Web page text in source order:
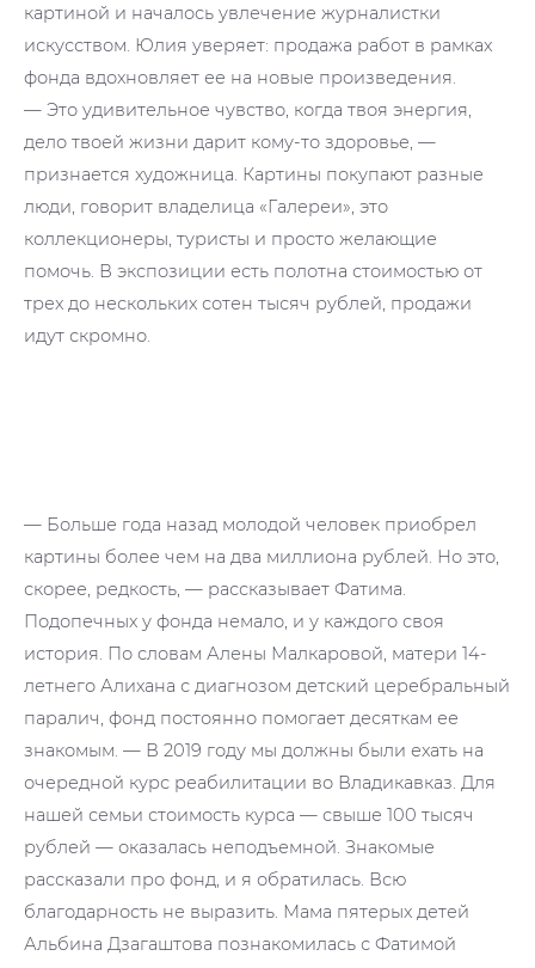
картиной и началось увлечение журналистки
искусством. Юлия уверяет: продажа работ в рамках
фонда вдохновляет ее на новые произведения.
— Это удивительное чувство, когда твоя энергия,
дело твоей жизни дарит кому-то здоровье, —
признается художница. Картины покупают разные
люди, говорит владелица «Галереи», это
коллекционеры, туристы и просто желающие
помочь. В экспозиции есть полотна стоимостью от
трех до нескольких сотен тысяч рублей, продажи
идут скромно.
— Больше года назад молодой человек приобрел
картины более чем на два миллиона рублей. Но это,
скорее, редкость, — рассказывает Фатима.
Подопечных у фонда немало, и у каждого своя
история. По словам Алены Малкаровой, матери 14-
летнего Алихана с диагнозом детский церебральный
паралич, фонд постоянно помогает десяткам ее
знакомым. — В 2019 году мы должны были ехать на
очередной курс реабилитации во Владикавказ. Для
нашей семьи стоимость курса — свыше 100 тысяч
рублей — оказалась неподъемной. Знакомые
рассказали про фонд, и я обратилась. Всю
благодарность не выразить. Мама пятерых детей
Альбина Дзагаштова познакомилась с Фатимой